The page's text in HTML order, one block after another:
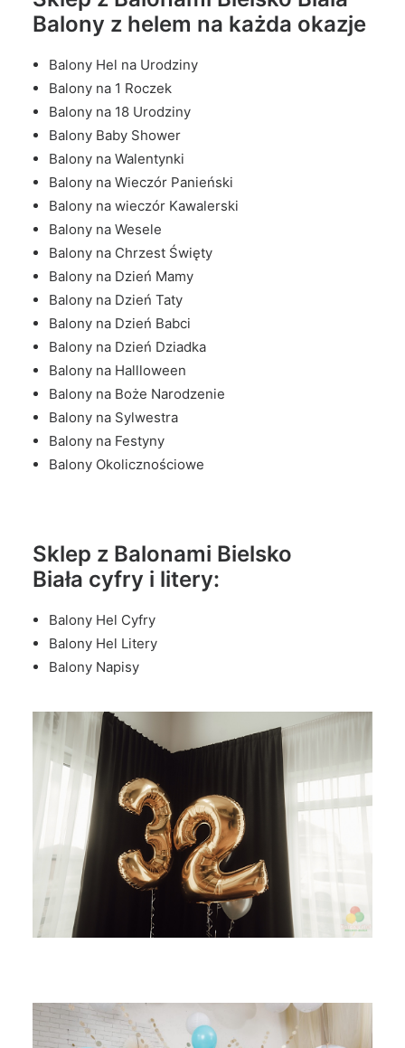
Balony z helem na każda okazje
Balony Hel na Urodziny
Balony na 1 Roczek
Balony na 18 Urodziny
Balony Baby Shower
Balony na Walentynki
Balony na Wieczór Panieński
Balony na wieczór Kawalerski
Balony na Wesele
Balony na Chrzest Święty
Balony na Dzień Mamy
Balony na Dzień Taty
Balony na Dzień Babci
Balony na Dzień Dziadka
Balony na Hallloween
Balony na Boże Narodzenie
Balony na Sylwestra
Balony na Festyny
Balony Okolicznościowe
Sklep z Balonami Bielsko
Biała cyfry i litery:
Balony Hel Cyfry
Balony Hel Litery
Balony Napisy